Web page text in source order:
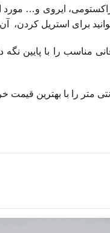
که برای کار گذاری لوله
برای استریل کردن، آن
مناسب را با پایین
پنس مگیل 25 سانتی متر، می‌توانید از طریق فروشگاه اینترنتی پنبه رو